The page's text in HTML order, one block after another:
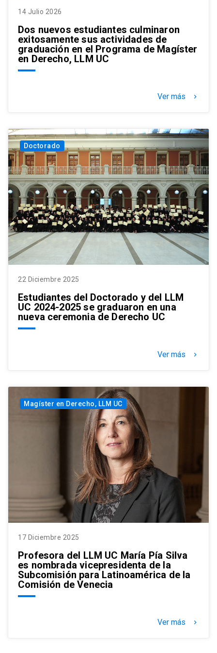
14 Julio 2026
Dos nuevos estudiantes culminaron
exitosamente sus actividades de
graduación en el Programa de Magíster
en Derecho, LLM UC
Ver más keyboard_arrow_right
Doctorado
22 Diciembre 2025
Estudiantes del Doctorado y del LLM
UC 2024-2025 se graduaron en una
nueva ceremonia de Derecho UC
Ver más keyboard_arrow_right
Magíster en Derecho, LLM UC
17 Diciembre 2025
Profesora del LLM UC María Pía Silva
es nombrada vicepresidenta de la
Subcomisión para Latinoamérica de la
Comisión de Venecia
Ver más keyboard_arrow_right